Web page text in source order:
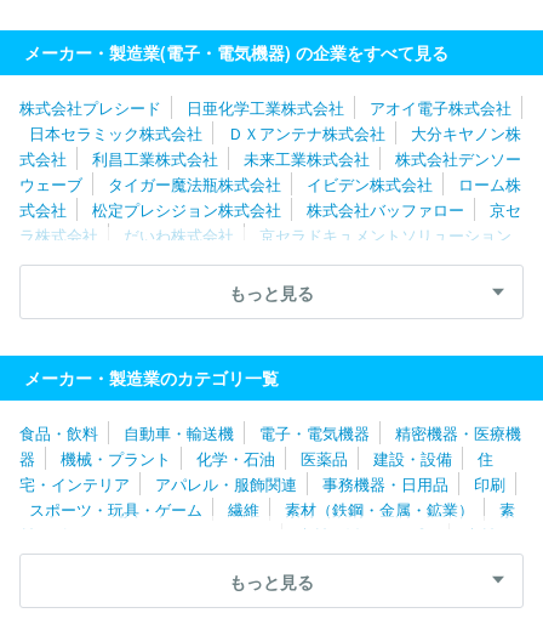
ッテリー株式会社
株式会社デンソーウェーブ
株式会社バッファ
ロー
京セラドキュメントソリューションズ株式会社
メーカー・製造業(電子・電気機器) の企業をすべて見る
株式会社プレシード 日亜化学工業株式会社
アオイ電子株式会社
日本セラミック株式会社
ＤＸアンテナ株式会社
大分キヤノン株
式会社
利昌工業株式会社 未来工業株式会社
株式会社デンソー
ウェーブ
タイガー魔法瓶株式会社 イビデン株式会社
ローム株
式会社
松定プレシジョン株式会社 株式会社バッファロー
京セ
ラ株式会社
だいわ株式会社
京セラドキュメントソリューション
ズ株式会社
河村電器産業株式会社
株式会社クリエイティブ・ウ
高槻電器工業株式会社 日新電機株式会社
株式会社ミマキ
エンジニアリング
ブラザー工業株式会社
株式会社ＰＦＵ 日東工業株式会社
シ
ャープ株式会社
アイホン株式会社
式会社
パナソニックホールディングス株式会社
株式会社アイオ
ーデータ
株式会社村田製作所 ＥＩＺＯ株式会社
株式会社デン
ソー
浜松ホトニクス株式会社 株式会社ベルニクス
Ｍｙｗａｙ
プラス株式会社
シンフォニアテクノロジー株式会社
株式会社オ
サガミエレク株式会社
もっと見る
メーカー・製造業のカテゴリ一覧
食品・飲料 自動車・輸送機 電子・電気機器
精密機器・医療機
器
機械・プラント 化学・石油 医薬品 建設・設備
住
宅・インテリア
アパレル・服飾関連 事務機器・日用品
印刷
スポーツ・玩具・ゲーム
繊維 素材（鉄鋼・金属・鉱業）
素
材（ゴム・ガラス・セラミックス）
素材（紙・パルプ）
素材
（その他）
農林・水産 たばこ・飼料 その他
もっと見る